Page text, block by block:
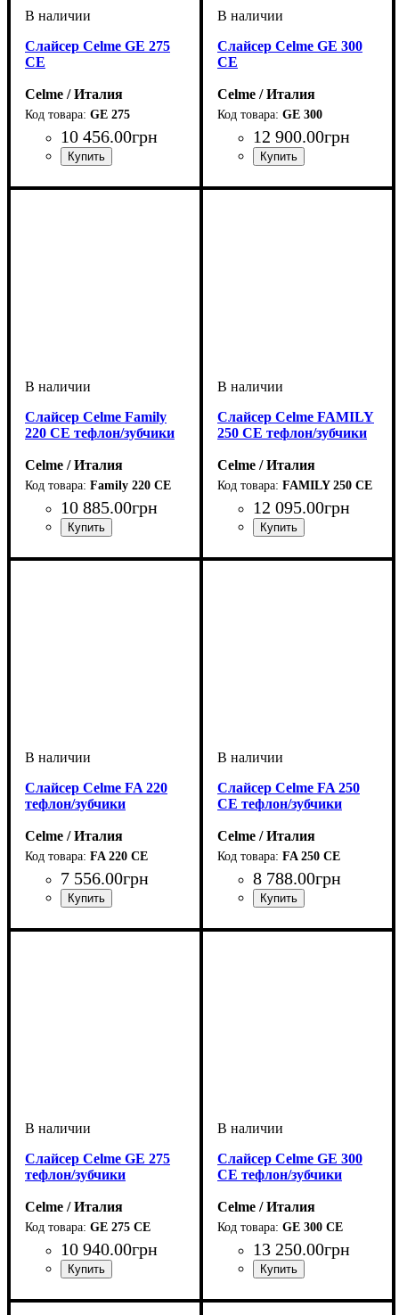
Слайсер Celme GE 275
CE
Celme / Италия
GE 275
10 456.00грн
Слайсер Celme GE 300
CE
Celme / Италия
GE 300
12 900.00грн
Слайсер Celme Family
220 CE тефлон/зубчики
Celme / Италия
Family 220 CE
10 885.00грн
Слайсер Celme FAMILY
250 CE тефлон/зубчики
Celme / Италия
FAMILY 250 CE
12 095.00грн
Слайсер Celme FA 220
тефлон/зубчики
Celme / Италия
FA 220 CE
7 556.00грн
Слайсер Celme FA 250
CE тефлон/зубчики
Celme / Италия
FA 250 CE
8 788.00грн
Слайсер Celme GE 275
тефлон/зубчики
Celme / Италия
GE 275 CE
10 940.00грн
Слайсер Celme GE 300
CE тефлон/зубчики
Celme / Италия
GE 300 CE
13 250.00грн